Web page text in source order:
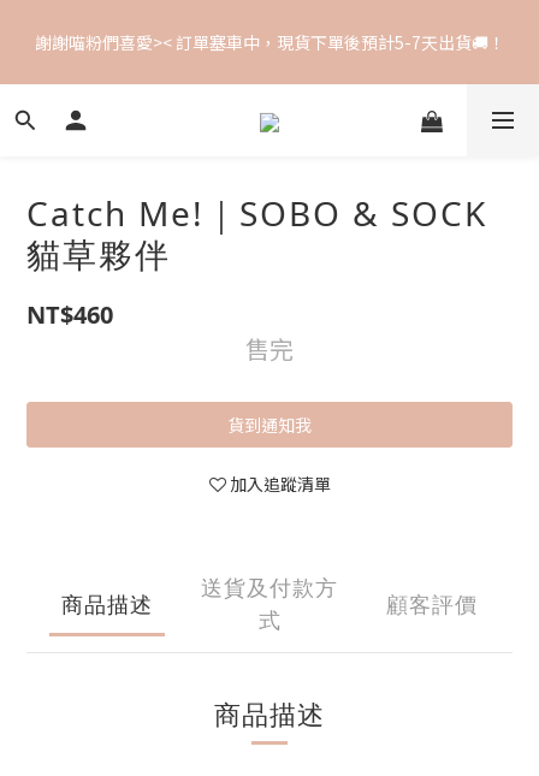
*･:≡(　ε:)
謝謝喵粉們喜愛>< 訂單塞車中，現貨下單後預計5-7天出貨🚚！
꒰ ⟡ 全館滿額免運 ‧⁺ ꒱ 單筆訂單超商1500NT、宅配2400NT ･
Catch Me!｜SOBO & SOCK
貓草夥伴
NT$460
售完
貨到通知我
加入追蹤清單
商品描述
送貨及付款方
式
顧客評價
商品描述